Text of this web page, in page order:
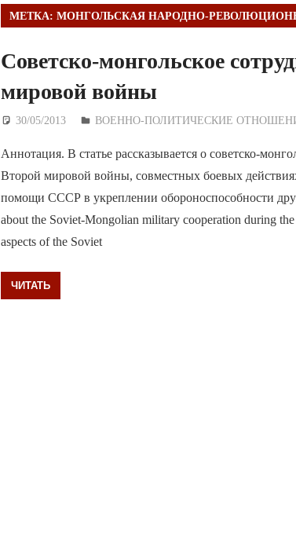
МЕТКА:МОНГОЛЬСКАЯ НАРОДНО-
Советско-монгольское
мировой войны
30/05/2013 Дежурный по Редакции
ВОЕННО-ПОЛИТИЧЕСКИE
Аннотация. В статье рассказывается о советско-
Второй мировой войны, совместных боевых
помощи СССР в укреплении обороноспособности
about the Soviet-Mongolian military cooperation during
aspects of the Soviet
ЧИТАТЬ